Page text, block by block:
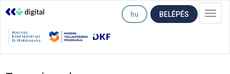
hu BELÉPÉS